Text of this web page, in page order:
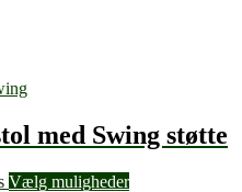
med Swing støtte
Vælg muligheder